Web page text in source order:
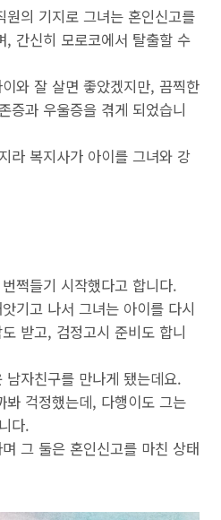
의 기지로 그녀는 혼인신고를
, 간신히 모로코에서 탈출할 수
와 잘 살면 좋았겠지만, 끔찍한
증과 우울증을 겪게 되었습니
라 복지사가 아이를 그녀와 강
쩍들기 시작했다고 합니다.
기고 나서 그녀는 아이를 다시
받고, 검정고시 준비도 합니
자친구를 만나게 됐는데요.
걱정했는데, 다행이도 그는
다.
그 둘은 혼인신고를 마친 상태